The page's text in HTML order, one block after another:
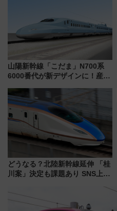
山陽新幹線「こだま」N700系
6000番代が新デザインに！産学
用は今冬から
どうなる？北陸新幹線延伸 「桂
川案」決定も課題あり SNS上の